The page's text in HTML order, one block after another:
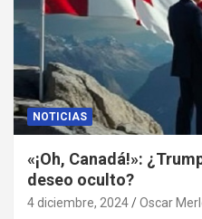
NOTICIAS
«¡Oh, Canadá!»:
deseo oculto?
4 diciembre, 2024 Oscar